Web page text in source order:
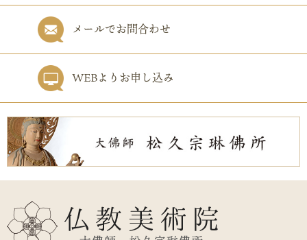
メールでお問合わせ
WEBよりお申し込み